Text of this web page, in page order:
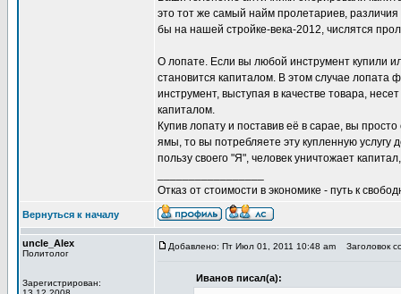
это тот же самый найм пролетариев,
бы на нашей стройке-века-2012, числятся
О лопате. Если вы любой инструмент купили
становится капиталом. В этом случае лопата
инструмент, выступая в качестве товара,
капиталом.
Купив лопату и поставив её в сарае, вы
ямы, то вы потребляете эту купленную
пользу своего "Я", человек уничтожает
Отказ от стоимости в экономике - путь к
Вернуться к началу
uncle_Alex
Политолог
Зарегистрирован:
Добавлено: Пт Июл 01, 2011 10:48 am Заголовок
Иванов писал(а):